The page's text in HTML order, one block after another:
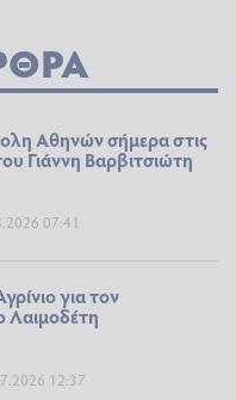
Αθηνών σήμερα στις
Γιάννη Βαρβιτσιώτη
07:41
για τον
Λαιμοδέτη
12:37